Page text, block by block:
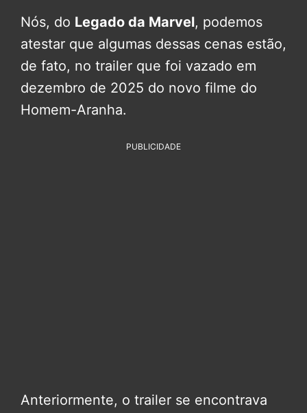
Nós, do Legado da Marvel, podemos
atestar que algumas dessas cenas estão,
de fato, no trailer que foi vazado em
dezembro de 2025 do novo filme do
Homem-Aranha.
PUBLICIDADE
Anteriormente, o trailer se encontrava